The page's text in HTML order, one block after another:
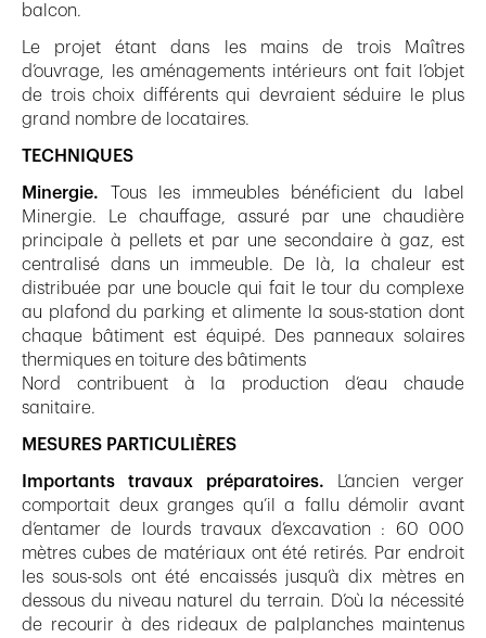
balcon.
Le projet étant dans les mains de trois Maîtres
d’ouvrage, les aménagements intérieurs ont fait l’objet
de trois choix différents qui devraient séduire le plus
grand nombre de locataires.
TECHNIQUES
Minergie. Tous les immeubles bénéficient du label
Minergie. Le chauffage, assuré par une chaudière
principale à pellets et par une secondaire à gaz, est
centralisé dans un immeuble. De là, la chaleur est
distribuée par une boucle qui fait le tour du complexe
au plafond du parking et alimente la sous-station dont
chaque bâtiment est équipé. Des panneaux solaires
thermiques en toiture des bâtiments
Nord contribuent à la production d’eau chaude
sanitaire.
MESURES PARTICULIÈRES
Importants travaux préparatoires. L’ancien verger
comportait deux granges qu’il a fallu démolir avant
d’entamer de lourds travaux d’excavation : 60 000
mètres cubes de matériaux ont été retirés. Par endroit
les sous-sols ont été encaissés jusqu’à dix mètres en
dessous du niveau naturel du terrain. D’où la nécessité
de recourir à des rideaux de palplanches maintenus